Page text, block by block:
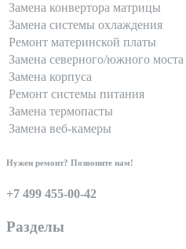
Замена конвертора матрицы
Замена системы охлаждения
Ремонт материнской платы
Замена северного/южного моста
Замена корпуса
Ремонт системы питания
Замена термопасты
Замена веб-камеры
Нужен ремонт? Позвоните нам!
+7 499 455-00-42
Разделы